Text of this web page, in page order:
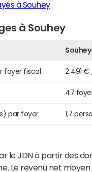
à Souhey
à Souhey
Souhey
foyer fiscal 2 491 €
47
par foyer 1,7
le JDN à partir des
Le revenu net